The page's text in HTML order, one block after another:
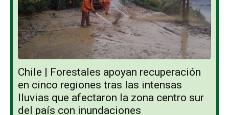
Chile | Forestales apoyan recuperación
en cinco regiones tras las intensas
lluvias que afectaron la zona centro sur
del país con inundaciones